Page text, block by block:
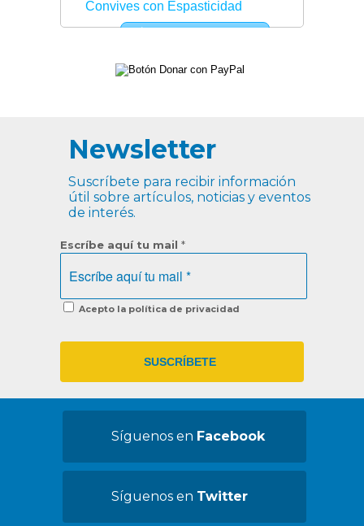
Newsletter
Suscríbete para recibir información
útil sobre artículos, noticias y eventos
de interés.
Escríbe aquí tu mail *
Acepto la política de privacidad
Síguenos en Facebook
Síguenos en Twitter